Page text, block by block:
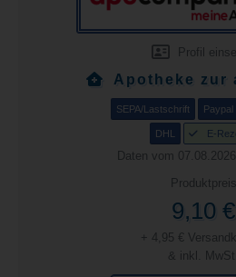
Profil
Apotheke zur
SEPA/Lastschrift Paypal
DHL E-
Daten vom
Produktpreis
9,10 €
+ 4,95 €
& inkl. MwSt.